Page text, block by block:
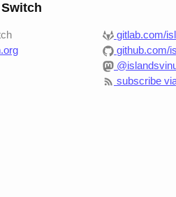
lifehacking.nl:
gitlab.com/
github.com/
subscribe